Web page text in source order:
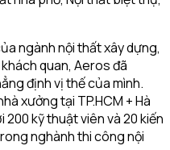
ngành nội thất xây dựng,
quan, Aeros đã
định vị thế của mình.
xưởng tại TP.HCM + Hà
200 kỹ thuật viên và 20 kiến
nghành thi công nội